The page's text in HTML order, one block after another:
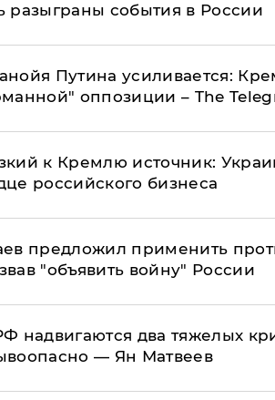
разыграны события в России
Путина усиливается:
оппозиции – The
к Кремлю источник:
российского бизнеса
предложил применить
"объявить войну" России
надвигаются два тяжелых
— Ян Матвеев